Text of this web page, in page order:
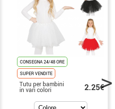
CONSEGNA 24/48 ORE
SUPER VENDITE
Tutu per bambini
in vari colori 2.25€